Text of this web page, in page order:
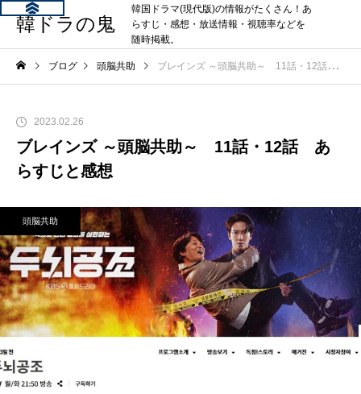
韓ドラの鬼
韓国ドラマ(現代版)の情報がたくさん！あ
らすじ・感想・放送情報・視聴率などを
随時掲載。
ブログ 頭脳共助 ブレインズ ～頭脳共助～ 11話・12話 あらすじと感想
2023.02.26
ブレインズ ～頭脳共助～ 11話・12話 あ
らすじと感想
頭脳共助